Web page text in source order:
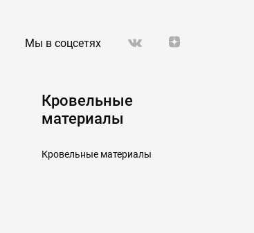
Мы в соцсетях
Кровельные
материалы
Кровельные материалы